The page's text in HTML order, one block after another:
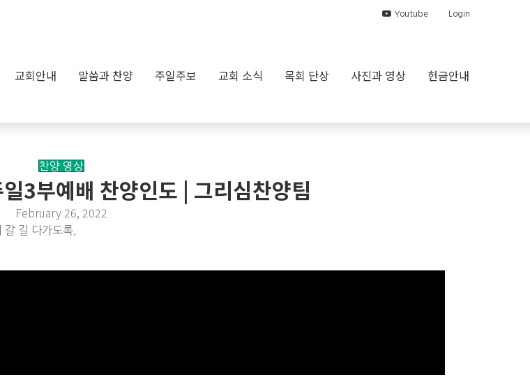
Youtube Login
교회안내 말씀과 찬양 주일주보 교회 소식 목회 단상 사진과 영상 헌금안내
찬양 영상
3부예배 찬양인도 | 그리심찬양팀
February 26, 2022
길 다가도록,